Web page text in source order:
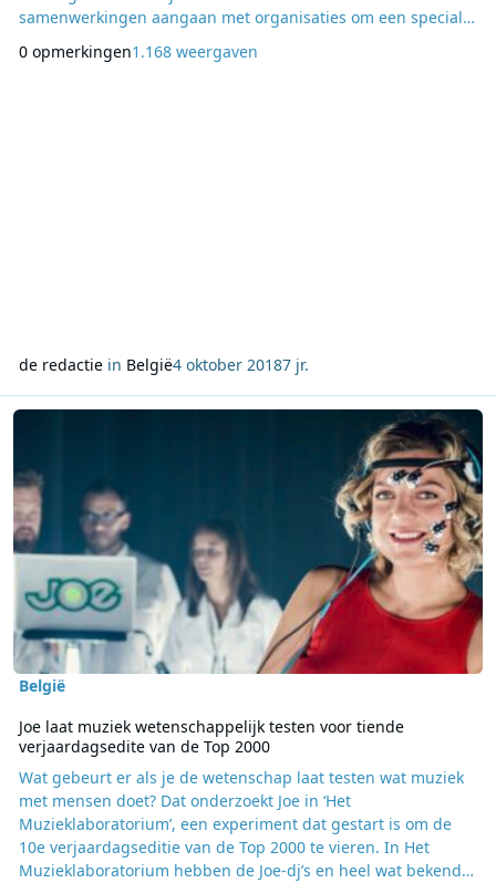
samenwerkingen aangaan met organisaties om een speciale
live-uitzending met publiek op poten te zetten. Dat kost meer
dan een uitzending in de studio en die extra kost delen we
0 opmerkingen1.168 weergaven
de redactiein België4 oktober 20187 jr.
Lees meer over Joe laat muziek wetenschappelijk testen voor
België
Joe laat muziek wetenschappelijk testen voor tiende
verjaardagsedite van de Top 2000
Wat gebeurt er als je de wetenschap laat testen wat muziek
met mensen doet? Dat onderzoekt Joe in ‘Het
Muzieklaboratorium’, een experiment dat gestart is om de
10e verjaardagseditie van de Top 2000 te vieren. In Het
Muzieklaboratorium hebben de Joe-dj’s en heel wat bekende